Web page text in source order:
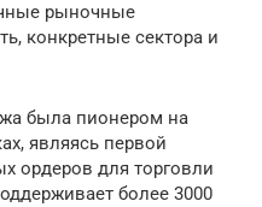
рыночные
конкретные сектора и
была пионером на
являясь первой
ордеров для торговли
более 3000